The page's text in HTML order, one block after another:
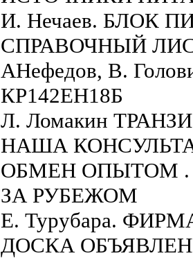
И. Нечаев. БЛОК
СПРАВОЧНЫЙ
АНефедов, В.
КР142ЕН18Б
Л. Ломакин
НАША
ОБМЕН ОПЫТОМ .
ЗА РУБЕЖОМ
Е. Турубара.
ДОСКА